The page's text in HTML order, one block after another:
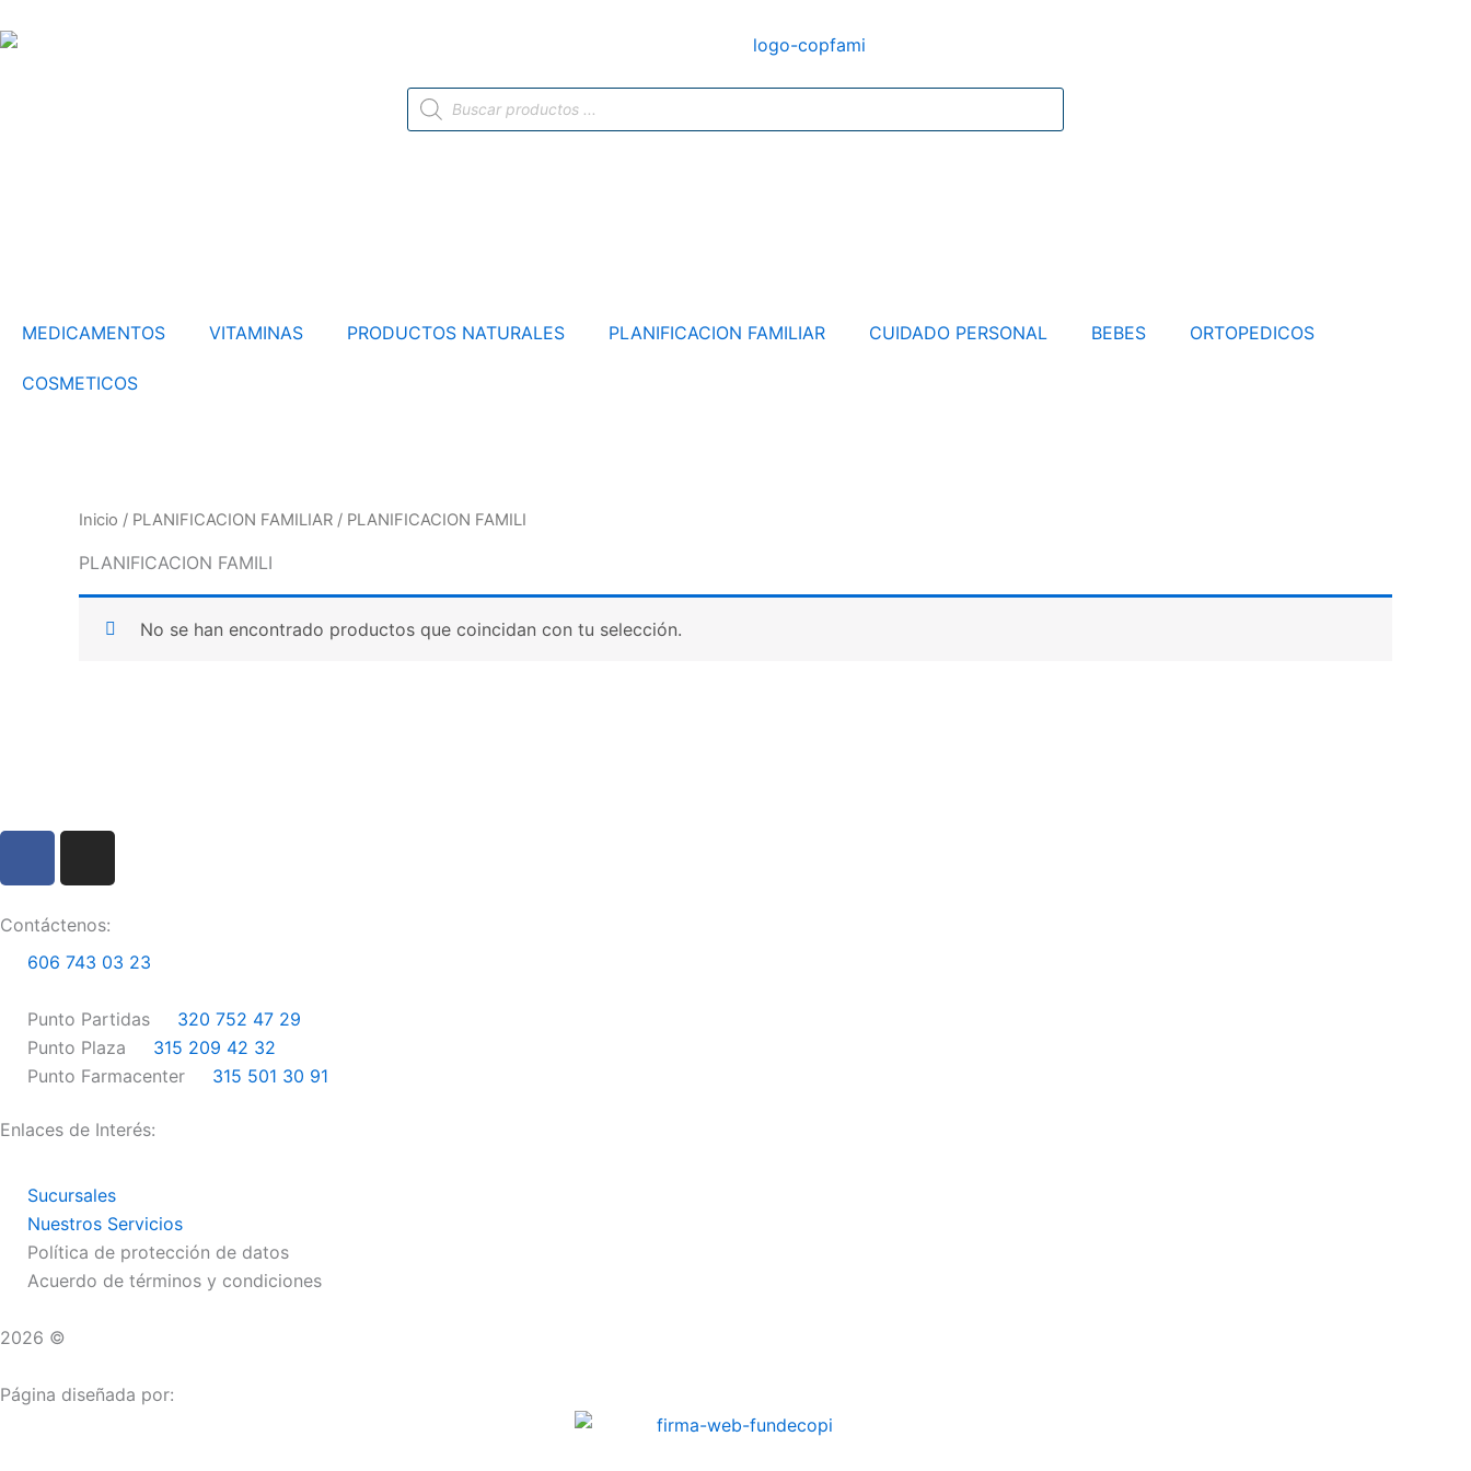
al
Búsqueda
de
MEDICAMENTOS VITAMINAS PRODUCTOS NATURALES PLANIFICACION FAMILIAR CUIDADO PERSONAL BEBES ORTOPEDICOS
COSMETICOS
Inicio / PLANIFICACION FAMILIAR / PLANIFICACION FAMILI
PLANIFICACION FAMILI
No se han encontrado productos que coincidan con tu selección.
e
b
o
o
k
t
a
g
r
a
m
Contáctenos:
606 743 03 23
Punto Partidas
320 752 47 29
Punto Plaza
315 209 42 32
Punto Farmacenter
315 501 30 91
Enlaces de Interés:
Sucursales
Nuestros Servicios
Política de protección de datos
Acuerdo de términos y condiciones
2026 ©
Página diseñada por: